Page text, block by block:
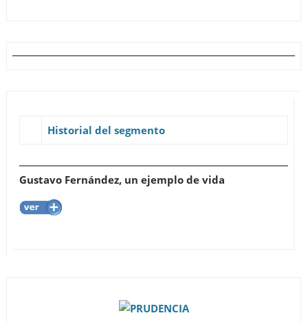
Historial del segmento
Gustavo Fernández, un ejemplo de vida